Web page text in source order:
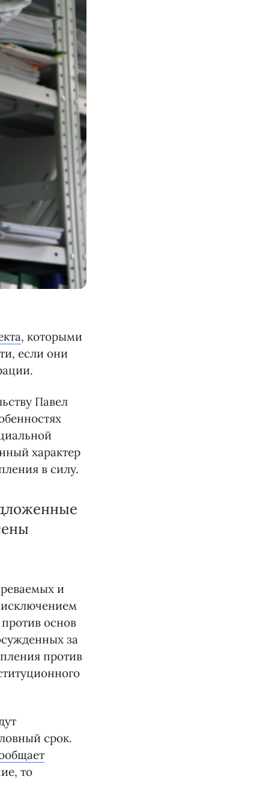
, которыми
если они
Павел
характер
в силу.
и
исключением
основ
за
против
срок.
то